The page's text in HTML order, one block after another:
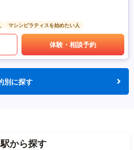
マシンピラティスを始めたい人
体験・相談予約
別に探す
から探す